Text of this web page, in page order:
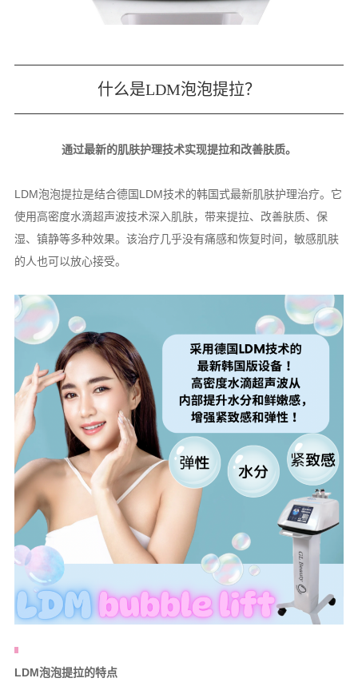
什么是LDM泡泡提拉？
通过最新的肌肤护理技术实现提拉和改善肤质。
LDM泡泡提拉是结合德国LDM技术的韩国式最新肌肤护理治疗。它
使用高密度水滴超声波技术深入肌肤，带来提拉、改善肤质、保
湿、镇静等多种效果。该治疗几乎没有痛感和恢复时间，敏感肌肤
的人也可以放心接受。
LDM泡泡提拉的特点